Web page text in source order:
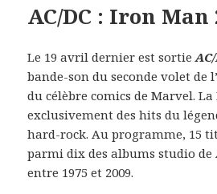
AC/DC : Iron
Le 19 avril dernier est sortie
bande-son du seconde volet de
du célèbre comics de Marvel. La
exclusivement des hits du
hard-rock. Au programme, 15
parmi dix des albums studio de
entre 1975 et 2009.